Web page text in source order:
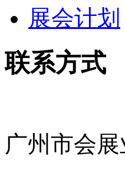
展会计划
联系方式
广州市会